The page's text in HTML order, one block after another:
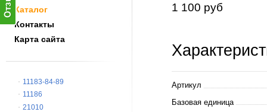
Каталог
Контакты
Карта сайта
11183-84-89
11186
21010
1 100 руб
Артикул
Базовая единица